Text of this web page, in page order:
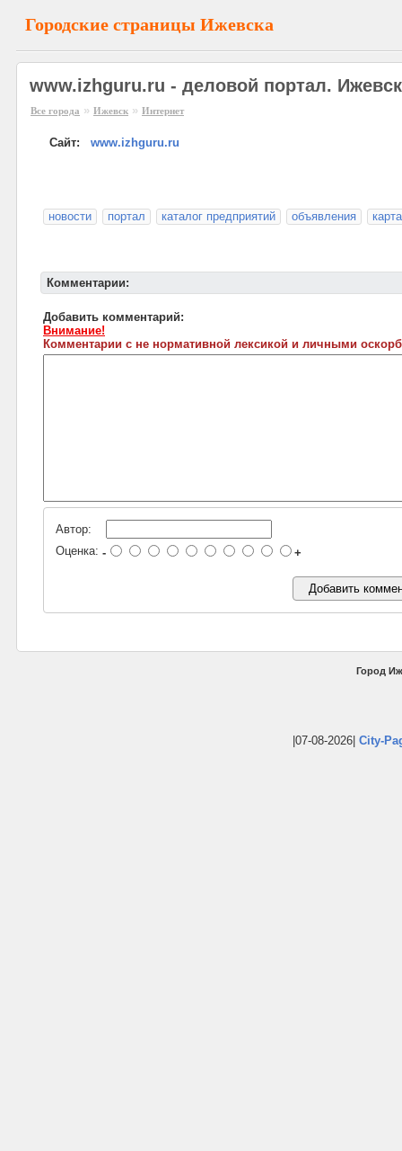
Городские страницы Ижевска
www.izhguru.ru - деловой портал. Ижевск
Все города » Ижевск » Интернет
Сайт: www.izhguru.ru
новости портал каталог предприятий объявления
Комментарии:
Добавить комментарий:
Внимание!
Комментарии с не нормативной лексикой и личными
Автор:
Оценка: - +
Город
|07-08-2026| City-